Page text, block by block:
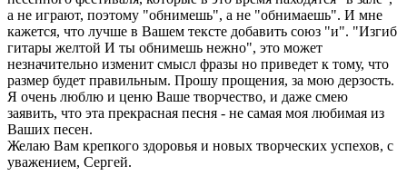
а не играют, поэтому "обнимешь", а не "обнимаешь". И мне
кажется, что лучше в Вашем тексте добавить союз "и". "Изгиб
гитары желтой И ты обнимешь нежно", это может
незначительно изменит смысл фразы но приведет к тому, что
размер будет правильным. Прошу прощения, за мою дерзость.
Я очень люблю и ценю Ваше творчество, и даже смею
заявить, что эта прекрасная песня - не самая моя любимая из
Ваших песен.
Желаю Вам крепкого здоровья и новых творческих успехов, с
уважением, Сергей.